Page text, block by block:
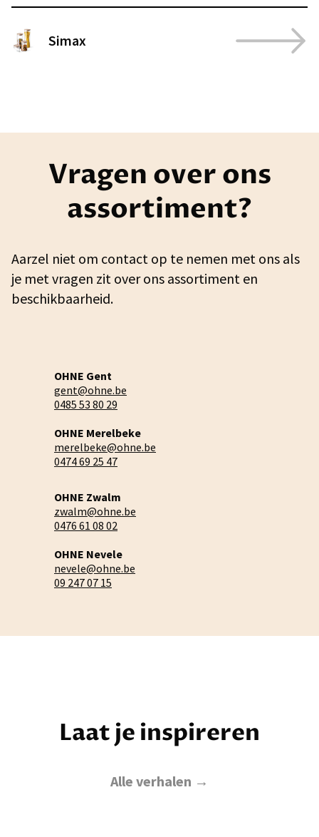
Simax
Vragen over ons
assortiment?
Aarzel niet om contact op te nemen met ons als
je met vragen zit over ons assortiment en
beschikbaarheid.
OHNE Gent
gent@ohne.be
0485 53 80 29
OHNE Merelbeke
merelbeke@ohne.be
0474 69 25 47
OHNE Zwalm
zwalm@ohne.be
0476 61 08 02
OHNE Nevele
nevele@ohne.be
09 247 07 15
Laat je inspireren
Alle verhalen →